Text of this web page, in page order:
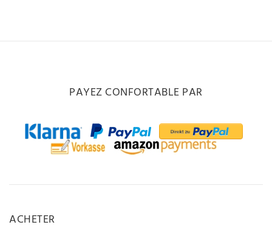
PAYEZ CONFORTABLE PAR
ACHETER